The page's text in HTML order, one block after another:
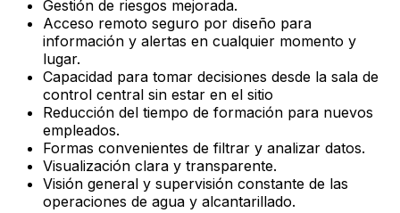
Gestión de riesgos mejorada.
Acceso remoto seguro por diseño para
información y alertas en cualquier momento y
lugar.
Capacidad para tomar decisiones desde la sala de
control central sin estar en el sitio
Reducción del tiempo de formación para nuevos
empleados.
Formas convenientes de filtrar y analizar datos.
Visualización clara y transparente.
Visión general y supervisión constante de las
operaciones de agua y alcantarillado.